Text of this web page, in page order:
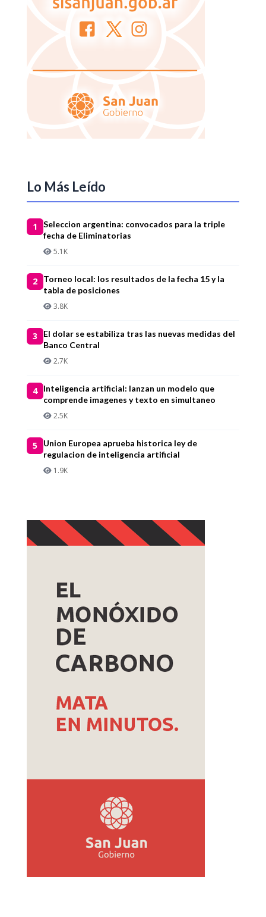
Lo Más Leído
1
Seleccion argentina: convocados para la triple
fecha de Eliminatorias
5.1K
2
Torneo local: los resultados de la fecha 15 y la
tabla de posiciones
3.8K
3
El dolar se estabiliza tras las nuevas medidas del
Banco Central
2.7K
4
Inteligencia artificial: lanzan un modelo que
comprende imagenes y texto en simultaneo
2.5K
5
Union Europea aprueba historica ley de
regulacion de inteligencia artificial
1.9K